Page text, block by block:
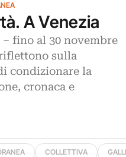
A Venezia
fino al 30 novembre
sulla
condizionare la
cronaca e
COLLETTIVA